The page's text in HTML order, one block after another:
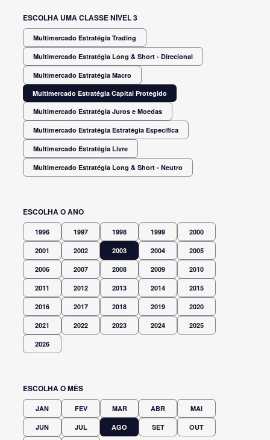
ESCOLHA UMA CLASSE NÍVEL 3
Multimercado Estratégia Trading
Multimercado Estratégia Long & Short - Direcional
Multimercado Estratégia Macro
Multimercado Estratégia Capital Protegido
Multimercado Estratégia Juros e Moedas
Multimercado Estratégia Estratégia Específica
Multimercado Estratégia Livre
Multimercado Estratégia Long & Short - Neutro
ESCOLHA O ANO
1996 1997 1998 1999 2000
2001 2002 2003 2004 2005
2006 2007 2008 2009 2010
2011 2012 2013 2014 2015
2016 2017 2018 2019 2020
2021 2022 2023 2024 2025
2026
ESCOLHA O MÊS
JAN FEV MAR ABR MAI
JUN JUL AGO SET OUT